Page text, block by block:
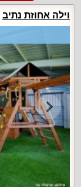
וילה אחוזת נתיב